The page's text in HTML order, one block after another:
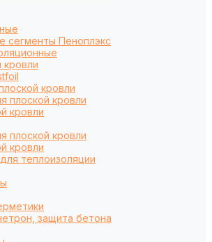
сегменты Пеноплэкс
кровли
плоской кровли
кровли
плоской кровли
кровли
теплоизоляции
защита бетона